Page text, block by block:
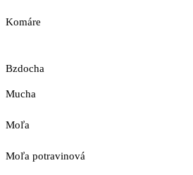
Komáre
Bzdocha
Mucha
Moľa
Moľa potravinová